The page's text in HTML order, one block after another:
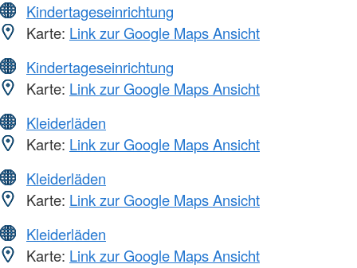
Kindertageseinrichtung
Karte: Link zur Google Maps Ansicht
Kindertageseinrichtung
Karte: Link zur Google Maps Ansicht
Kleiderläden
Karte: Link zur Google Maps Ansicht
Kleiderläden
Karte: Link zur Google Maps Ansicht
Kleiderläden
Karte: Link zur Google Maps Ansicht